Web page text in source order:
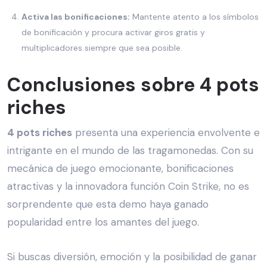
Activa las bonificaciones: Mantente atento a los símbolos
de bonificación y procura activar giros gratis y
multiplicadores siempre que sea posible.
Conclusiones sobre 4 pots
riches
4 pots riches presenta una experiencia envolvente e
intrigante en el mundo de las tragamonedas. Con su
mecánica de juego emocionante, bonificaciones
atractivas y la innovadora función Coin Strike, no es
sorprendente que esta demo haya ganado
popularidad entre los amantes del juego.
Si buscas diversión, emoción y la posibilidad de ganar